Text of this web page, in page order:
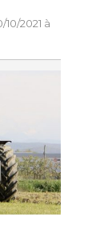
10/2021 à